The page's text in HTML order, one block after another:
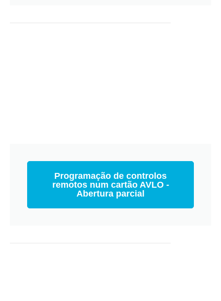
Programação de controlos
remotos num cartão AVLO -
Abertura parcial